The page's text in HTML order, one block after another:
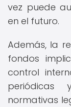
vez puede
en el futuro.
Además, la
fondos
control
normativas